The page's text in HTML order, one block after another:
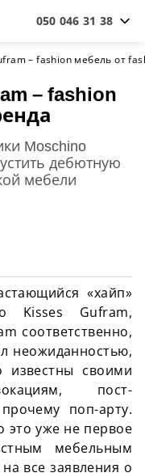
050 046 31 38
– fashion мебель от
– fashion
Moschino
дебютную
мебели
«хайп»
Kisses Gufram,
соответственно,
неожиданностью,
известны своими
пост-
поп-арту.
это уже не первое
мебельным
все заявления о